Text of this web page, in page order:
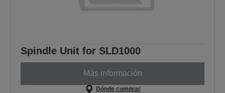
Spindle Unit for SLD1000
Más información
Dónde comprar